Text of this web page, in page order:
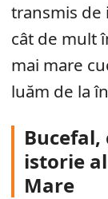
transmis de
cât de mult
mai mare
luăm de la
istorie
Mare